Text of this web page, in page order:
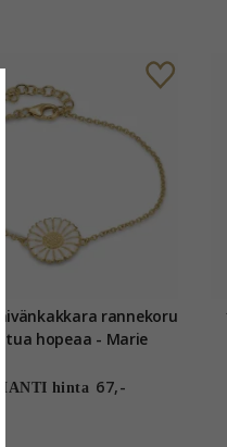
rannekoru
hopeaa - Marie
hinta 67,-